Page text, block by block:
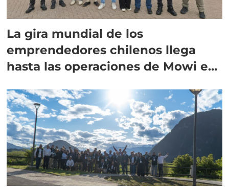
La gira mundial de los
emprendedores chilenos llega
hasta las operaciones de Mowi en